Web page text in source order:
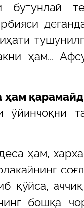
бутунлай
ҳам...
ҳам
ўйинчоқни
ҳам,
қўйса, аччиқ
бошқа